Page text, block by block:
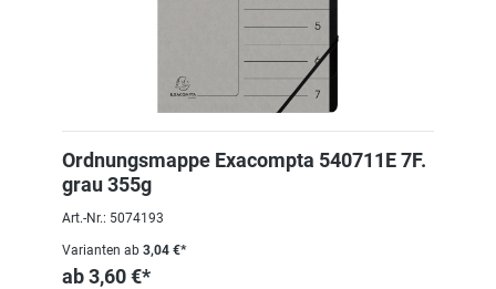
Ordnungsmappe Exacompta 540711E 7F.
grau 355g
Art.-Nr.: 5074193
Varianten ab 3,04 €*
ab3,60 €*